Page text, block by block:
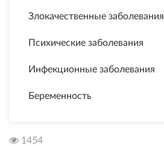
Злокачественные заболевания
Психические заболевания
Инфекционные заболевания
Беременность
1454